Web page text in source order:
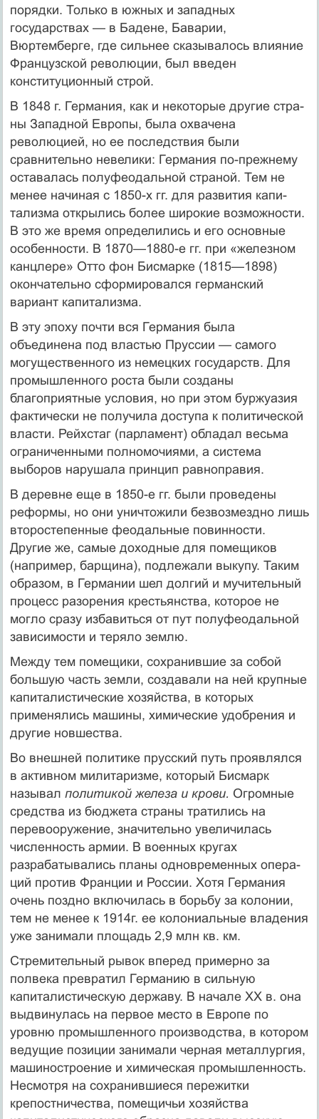
порядки. Только в южных и западных
государствах — в Бадене, Баварии,
Вюртемберге, где сильнее сказывалось влияние
Французской револю­ции, был введен
конституционный строй.
В 1848 г. Германия, как и некоторые другие стра­
ны Западной Европы, была охвачена
революцией, но ее последствия были
сравнительно невелики: Герма­ния по-прежнему
оставалась полуфеодальной страной. Тем не
менее начиная с 1850-х гг. для развития капи­
тализма открылись более широкие возможности.
В это же время определились и его основные
особенности. В 1870—1880-е гг. при «железном
канцлере» Отто фон Бисмарке (1815—1898)
окончательно сформировался германский
вариант капитализма.
В эту эпоху почти вся Германия была
объединена под властью Пруссии — самого
могущественного из немецких государств. Для
промышленного роста были созданы
благоприятные условия, но при этом буржу­азия
фактически не получила доступа к политической
власти. Рейхстаг (парламент) обладал весьма
ограни­ченными полномочиями, а система
выборов нарушала принцип равноправия.
В деревне еще в 1850-е гг. были проведены
рефор­мы, но они уничтожили безвозмездно лишь
второсте­пенные феодальные повинности.
Другие же, самые до­ходные для помещиков
(например, барщина), подле­жали выкупу. Таким
образом, в Германии шел долгий и мучительный
процесс разорения крестьянства, которое не
могло сразу избавиться от пут полуфеодальной
зависимости и теряло землю.
Между тем помещики, сохранившие за собой
боль­шую часть земли, создавали на ней крупные
капита­листические хозяйства, в которых
применялись ма­шины, химические удобрения и
другие новшества.
Во внешней политике прусский путь проявлялся
в активном милитаризме, который Бисмарк
называл по­литикой железа и крови. Огромные
средства из бюд­жета страны тратились на
перевооружение, значи­тельно увеличилась
численность армии. В военных кругах
разрабатывались планы одновременных опера­
ций против Франции и России. Хотя Германия
очень поздно включилась в борьбу за колонии,
тем не менее к 1914г. ее колониальные владения
уже занимали площадь 2,9 млн кв. км.
Стремительный рывок вперед примерно за
полвека превратил Германию в сильную
капиталистическую державу. В начале XX в. она
выдвинулась на первое место в Европе по
уровню промышленного производст­ва, в котором
ведущие позиции занимали черная ме­таллургия,
машиностроение и химическая промыш­ленность.
Несмотря на сохранившиеся пережитки
крепостничества, помещичьи хозяйства